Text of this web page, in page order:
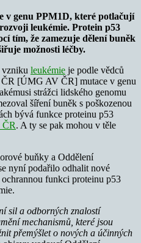
v genu PPM1D, které potlačují
leukémie. Protein p53
tím, že zamezuje dělení buněk
možnosti léčby.
vzniku leukémie je podle vědců
[ÚMG AV ČR] mutace v genu
strážci lidského genomu
šíření buněk s poškozenou
bývá funkce proteinu p53
. A ty se pak mohou v těle
buňky a Oddělení
nyní podařilo odhalit nové
funkci proteinu p53
sil a odborných znalostí
mechanismů, které jsou
přemýšlet o nových a účinných